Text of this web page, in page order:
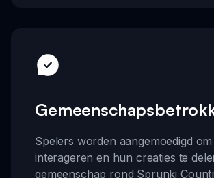
Spelers worden aangemoedigd om
interageren en hun creaties te
gemeenschap rond Sprunki